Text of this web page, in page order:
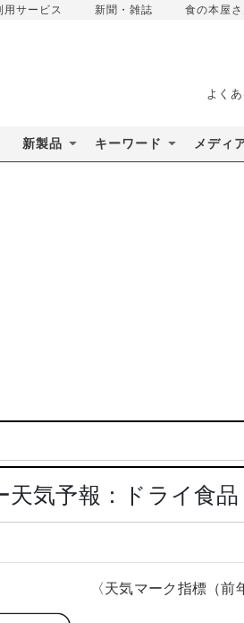
用サービス 新聞・雑誌 食の本屋さ
よく
新製品 キーワード メディ
気予報：ドライ食品
〈天気マーク指標（前